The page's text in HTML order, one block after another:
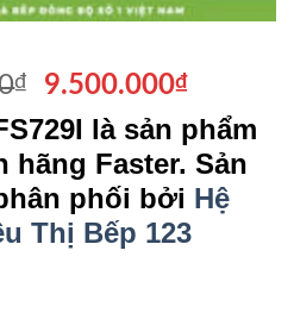
₫
Giá
gốc
là:
15.300.000₫.
9.500.000₫Giá
hiện
tại
là:
là sản phẩm
hãng Faster. Sản
phối bởi Hệ
Thị Bếp 123